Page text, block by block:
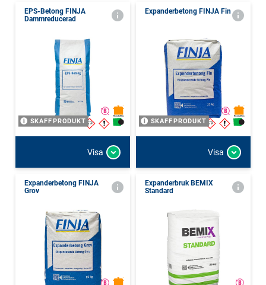
EPS-Betong FINJA
Dammreducerad
SKAFFPRODUKT
Visa
Expanderbetong FINJA Fin
SKAFFPRODUKT
Visa
Expanderbetong FINJA
Grov
Expanderbruk BEMIX
Standard